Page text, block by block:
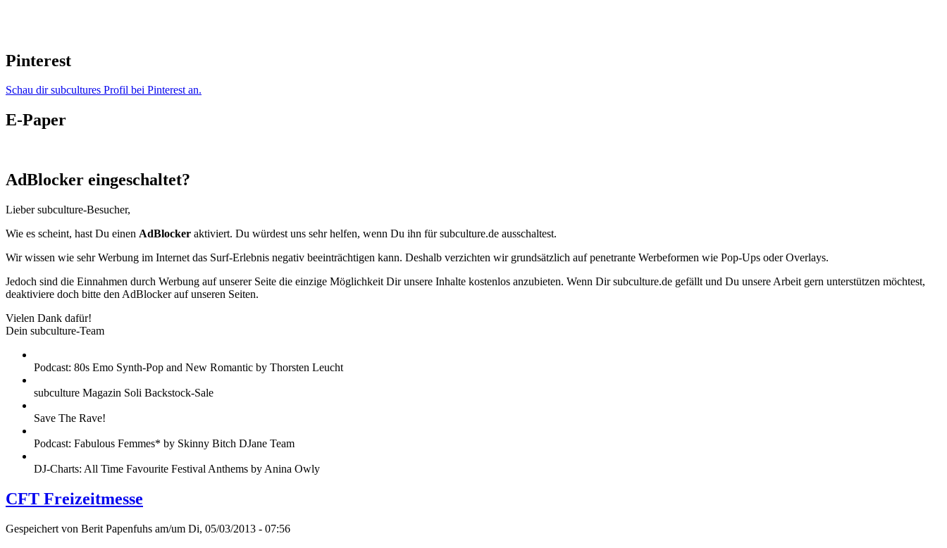
Pinterest
Schau dir subcultures Profil bei Pinterest an.
E-Paper
AdBlocker eingeschaltet?
Lieber subculture-Besucher,
Wie es scheint, hast Du einen AdBlocker aktiviert. Du würdest uns sehr helfen, wenn Du ihn für subculture.de ausschaltest.
Wir wissen wie sehr Werbung im Internet das Surf-Erlebnis negativ beeinträchtigen kann. Deshalb verzichten wir grundsätzlich auf penetrante Werbeformen wie Pop-Ups oder Overlays.
Jedoch sind die Einnahmen durch Werbung auf unserer Seite die einzige Möglichkeit Dir unsere Inhalte kostenlos anzubieten. Wenn Dir subculture.de gefällt und Du unsere Arbeit gern unterstützen möchtest,
deaktiviere doch bitte den AdBlocker auf unseren Seiten.
Vielen Dank dafür!
Dein subculture-Team
Podcast: 80s Emo Synth-Pop and New Romantic by Thorsten Leucht
subculture Magazin Soli Backstock-Sale
Save The Rave!
Podcast: Fabulous Femmes* by Skinny Bitch DJane Team
DJ-Charts: All Time Favourite Festival Anthems by Anina Owly
CFT Freizeitmesse
Gespeichert von Berit Papenfuhs am/um Di, 05/03/2013 - 07:56